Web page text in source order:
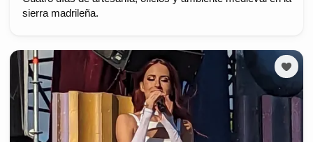
sierra madrileña.